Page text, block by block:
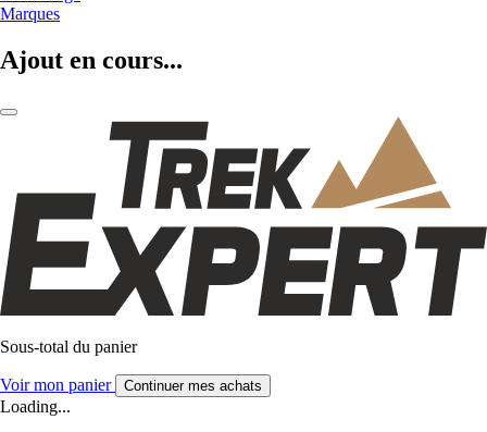
Marques
Ajout en cours...
Sous-total du panier
Voir mon panier Continuer mes achats
Loading...